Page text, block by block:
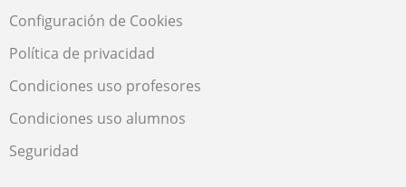
Configuración de Cookies
Política de privacidad
Condiciones uso profesores
Condiciones uso alumnos
Seguridad